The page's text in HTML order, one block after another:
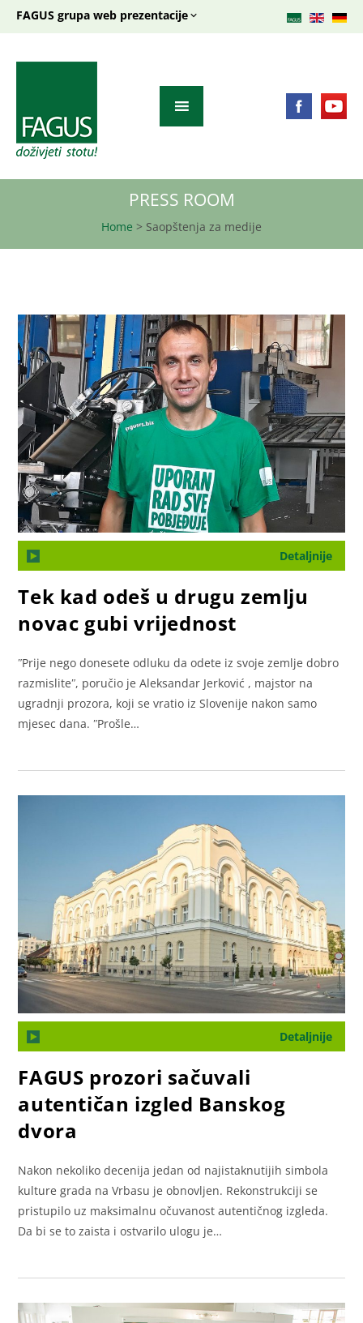
FAGUS grupa web prezentacije
PRESS ROOM
Home > Saopštenja za medije
Detaljnije
Tek kad odeš u drugu zemlju
novac gubi vrijednost
ʺPrije nego donesete odluku da odete iz svoje zemlje dobro
razmisliteʺ, poručio je Aleksandar Jerković , majstor na
ugradnji prozora, koji se vratio iz Slovenije nakon samo
mjesec dana. ʺProšle…
Detaljnije
FAGUS prozori sačuvali
autentičan izgled Banskog
dvora
Nakon nekoliko decenija jedan od najistaknutijih simbola
kulture grada na Vrbasu je obnovljen. Rekonstrukciji se
pristupilo uz maksimalnu očuvanost autentičnog izgleda.
Da bi se to zaista i ostvarilo ulogu je…